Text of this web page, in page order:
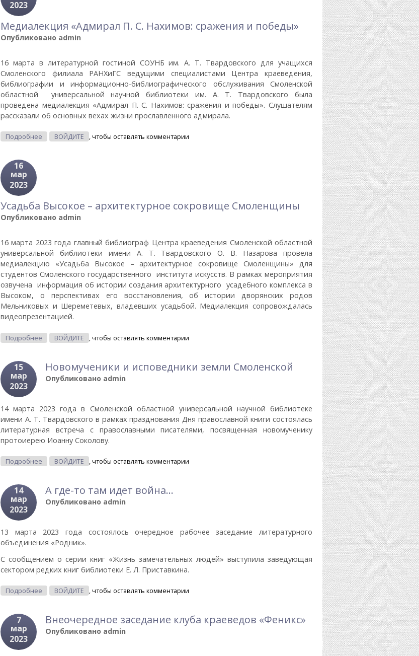
2023
Медиалекция «Адмирал П. С. Нахимов: сражения и победы»
Опубликовано admin
16 марта в литературной гостиной СОУНБ им. А. Т. Твардовского для учащихся
Смоленского филиала РАНХиГС ведущими специалистами Центра краеведения,
библиографии и информационно-библиографического обслуживания Смоленской
областной универсальной научной библиотеки им. А. Т. Твардовского была
проведена медиалекция «Адмирал П. С. Нахимов: сражения и победы». Слушателям
рассказали об основных вехах жизни прославленного адмирала.
Подробнее О Медиалекция «Адмирал П. С. Нахимов: Сражения И Победы»
ВОЙДИТЕ , чтобы оставлять комментарии
16
мар
2023
Усадьба Высокое – архитектурное сокровище Смоленщины
Опубликовано admin
16 марта 2023 года главный библиограф Центра краеведения Смоленской областной
универсальной библиотеки имени А. Т. Твардовского О. В. Назарова провела
медиалекцию «Усадьба Высокое – архитектурное сокровище Смоленщины» для
студентов Смоленского государственного института искусств. В рамках мероприятия
озвучена информация об истории создания архитектурного усадебного комплекса в
Высоком, о перспективах его восстановления, об истории дворянских родов
Мельниковых и Шереметевых, владевших усадьбой. Медиалекция сопровождалась
видеопрезентацией.
Подробнее О Усадьба Высокое – Архитектурное Сокровище Смоленщины
ВОЙДИТЕ , чтобы оставлять комментарии
15
мар
2023
Новомученики и исповедники земли Смоленской
Опубликовано admin
14 марта 2023 года в Смоленской областной универсальной научной библиотеке
имени А. Т. Твардовского в рамках празднования Дня православной книги состоялась
литературная встреча с православными писателями, посвященная новомученику
протоиерею Иоанну Соколову.
Подробнее О Новомученики И Исповедники Земли Смоленской
ВОЙДИТЕ , чтобы оставлять комментарии
14
мар
2023
А где-то там идет война…
Опубликовано admin
13 марта 2023 года состоялось очередное рабочее заседание литературного
объединения «Родник».
С сообщением о серии книг «Жизнь замечательных людей» выступила заведующая
сектором редких книг библиотеки Е. Л. Приставкина.
Подробнее О А Где-То Там Идет Война…
ВОЙДИТЕ , чтобы оставлять комментарии
7
мар
2023
Внеочередное заседание клуба краеведов «Феникс»
Опубликовано admin